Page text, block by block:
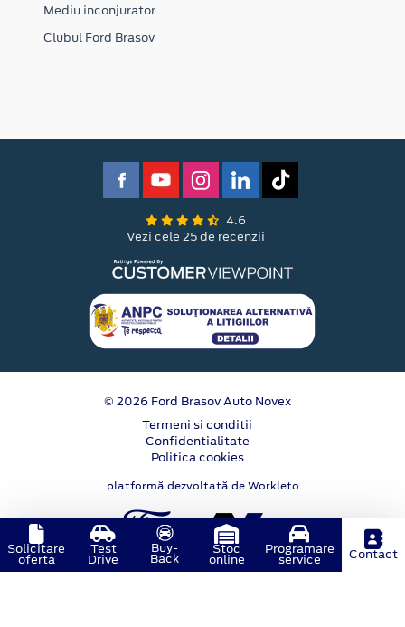
Mediu inconjurator
Clubul Ford Brasov
4.6
Vezi cele 25 de recenzii
© 2026 Ford Brasov Auto Novex
Termeni si conditii
Confidentialitate
Politica cookies
platformă dezvoltată de Workleto
Solicitare
oferta
Test
Drive
Buy-
Back
Stoc
online
Programare
service Contact